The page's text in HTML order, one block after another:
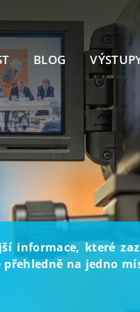
BLOG
informace, které
na jedno